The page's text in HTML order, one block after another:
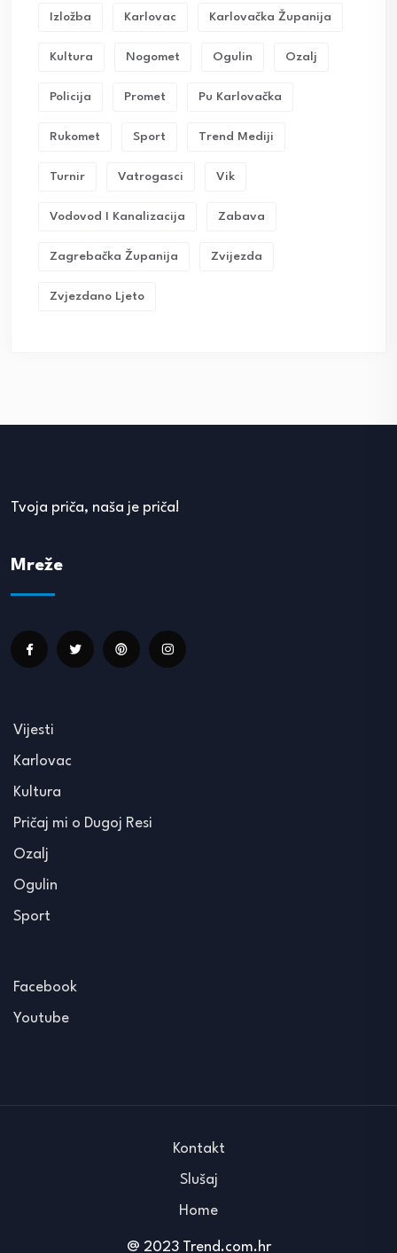
Izložba Karlovac Karlovačka Županija
Kultura Nogomet Ogulin Ozalj
Policija Promet Pu Karlovačka
Rukomet Sport Trend Mediji
Turnir Vatrogasci Vik
Vodovod I Kanalizacija Zabava
Zagrebačka Županija Zvijezda
Zvjezdano Ljeto
Tvoja priča, naša je priča!
Mreže
Vijesti
Karlovac
Kultura
Pričaj mi o Dugoj Resi
Ozalj
Ogulin
Sport
Facebook
Youtube
@ 2023 Trend.com.hr
Kontakt
Slušaj
Home